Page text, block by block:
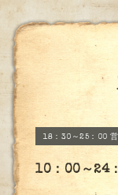
18：30～25：00
10：00～24